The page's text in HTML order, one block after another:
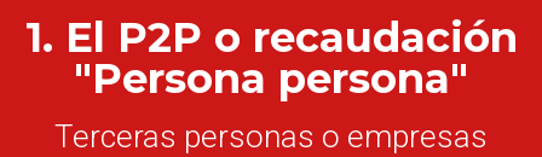
1. El P2P o recaudación
"Persona persona"
Terceras personas o empresas